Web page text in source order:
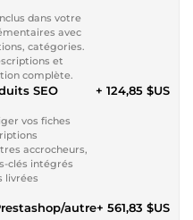
dans votre
avec
catégories.
et
complète.
SEO
vos fiches
accrocheurs,
clés intégrés
livrées
+ 124,85 $US
autre+ 561,83 $US